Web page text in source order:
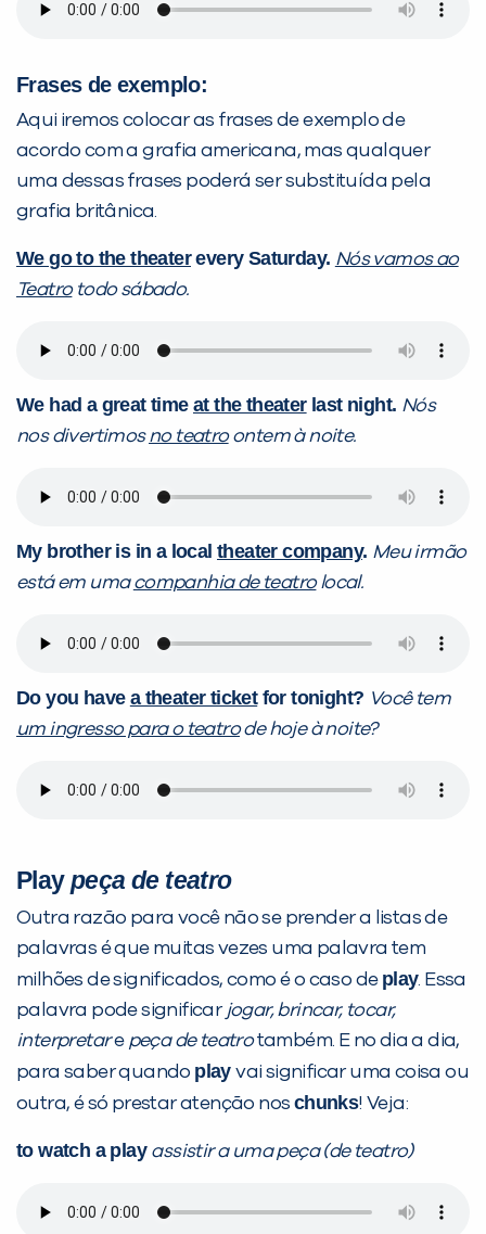
Frases de exemplo:
Aqui iremos colocar as frases de exemplo de
acordo com a grafia americana, mas qualquer
uma dessas frases poderá ser substituída pela
grafia britânica.
We go to the theaterevery Saturday. Nós vamos ao
Teatrotodo sábado.
We had a great time at the theaterlast night. Nós
nos divertimosno teatroontem à noite.
My brother is in a local theater company. Meu irmão
está em umacompanhia de teatrolocal.
Do you have a theater ticketfor tonight? Você tem
um ingresso para o teatrode hoje à noite?
Playpeça de teatro
Outra razão para você não se prender a listas de
palavras é que muitas vezes uma palavra tem
milhões de significados, como é o caso de play. Essa
palavra pode significar jogar, brincar, tocar,
interpretare peça de teatrotambém. E no dia a dia,
para saber quando playvai significar uma coisa ou
outra, é só prestar atenção nos chunks! Veja:
to watch a play assistir a uma peça (de teatro)